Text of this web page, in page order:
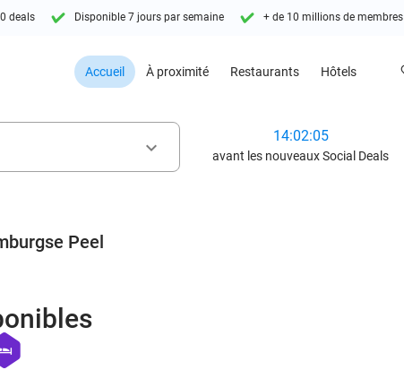
deals Disponible 7 jours par semaine + de 10 millions de membres
Accueil À proximité Restaurants Hôtels
keyboard_arrow_down
14:02:03
avant les nouveaux Social Deals
Peel